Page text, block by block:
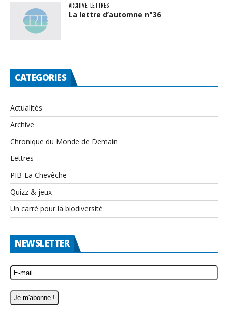
ARCHIVE LETTRES
La lettre d’automne n°36
CATEGORIES
Actualités
Archive
Chronique du Monde de Demain
Lettres
PIB-La Chevêche
Quizz & jeux
Un carré pour la biodiversité
NEWSLETTER